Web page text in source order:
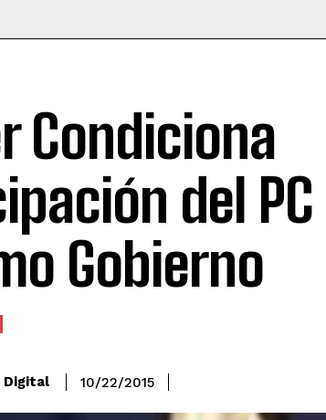
Condiciona
del
Gobierno
Digital 10/22/2015